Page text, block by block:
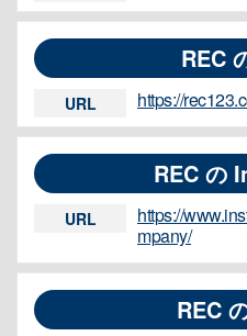
REC
URL https://
REC の
URL
https://
mpany/
REC